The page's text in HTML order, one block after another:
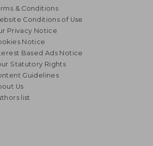
& Conditions
Conditions of Use
Privacy Notice
Notice
Based Ads Notice
Statutory Rights
Guidelines
Us
list